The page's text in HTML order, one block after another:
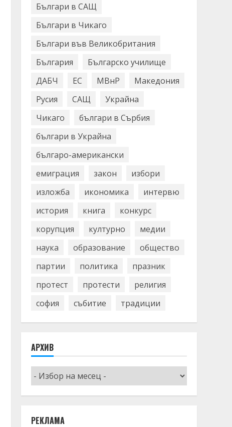
Българи в САЩ
Българи в Чикаго
Българи във Великобритания
България
Българско училище
ДАБЧ
ЕС МВнР
Македония
Русия
САЩ
Украйна
Чикаго
българи в Сърбия
българи в Украйна
българо-американски
емиграция
закон
избори
изложба
икономика
интервю
история
книга
конкурс
корупция
културно
медии
наука
образование
общество
партии
политика
празник
протест
протести
религия
софия
събитие традиции
АРХИВ
Архив
РЕКЛАМА